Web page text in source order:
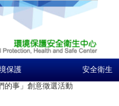
保護 安全衛生
的事」創意徵選活動